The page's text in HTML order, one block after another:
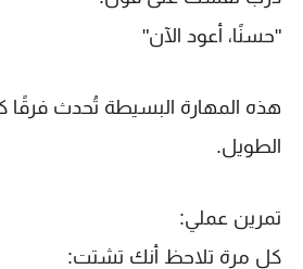
"حسنًا، أعود الآن"
هذه المهارة البسيطة تُحدث فرقًا
الطويل.
تمرين عملي:
كل مرة تلاحظ أنك تشتت: